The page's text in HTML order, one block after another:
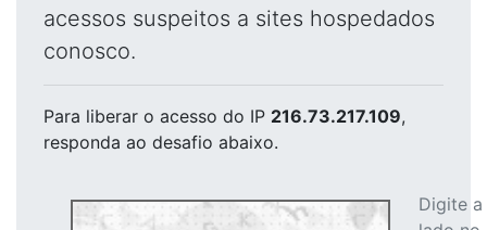
acessos suspeitos a sites hospedados
conosco.
Para liberar o acesso do IP 216.73.217.109,
responda ao desafio abaixo.
Digite